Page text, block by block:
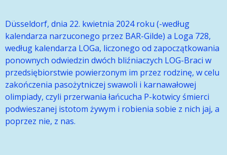
Düsseldorf, dnia 22. kwietnia 2024 roku (-według
kalendarza narzuconego przez BAR-Gilde) a Loga 728,
według kalendarza LOGa, liczonego od zapoczątkowania
ponownych odwiedzin dwóch bliźniaczych LOG-Braci w
przedsiębiorstwie powierzonym im przez rodzinę, w celu
zakończenia pasożytniczej swawoli i karnawałowej
olimpiady, czyli przerwania łańcucha P-kotwicy śmierci
podwieszanej istotom żywym i robienia sobie z nich jaj, a
poprzez nie, z nas.